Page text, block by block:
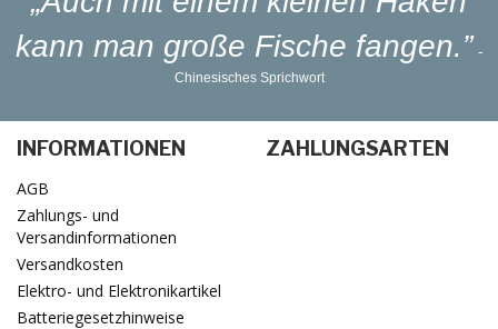
kann man große Fische fangen.” -
Chinesisches Sprichwort
INFORMATIONEN
AGB
Zahlungs- und
Versandinformationen
Versandkosten
Elektro- und Elektronikartikel
Batteriegesetzhinweise
ZAHLUNGSARTEN